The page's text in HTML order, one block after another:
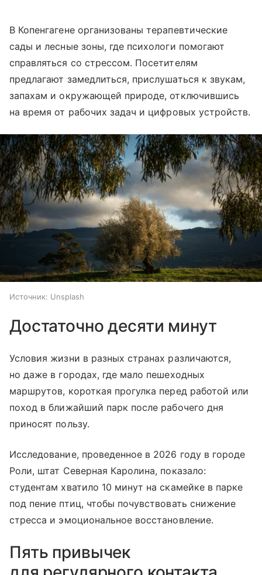
В Копенгагене организованы терапевтические
сады и лесные зоны, где психологи помогают
справляться со стрессом. Посетителям
предлагают замедлиться, прислушаться к звукам,
запахам и окружающей природе, отключившись
на время от рабочих задач и цифровых устройств.
Источник: Unsplash
Достаточно десяти минут
Условия жизни в разных странах различаются,
но даже в городах, где мало пешеходных
маршрутов, короткая прогулка перед работой или
поход в ближайший парк после рабочего дня
приносят пользу.
Исследование, проведенное в 2026 году в городе
Роли, штат Северная Каролина, показало:
студентам хватило 10 минут на скамейке в парке
под пение птиц, чтобы почувствовать снижение
стресса и эмоциональное восстановление.
Пять привычек